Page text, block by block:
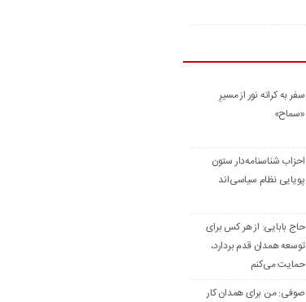
سفر به کرانه‌ نور از مسیرِ
«سماح»
احزاب شناسنامه‌دار ستون
پویایی نظام سیاسی‌اند
حاج بابایی: از هر کس برای
توسعه همدان قدم بردارد،
حمایت می‌کنم
صوفی: من برای همدان کار